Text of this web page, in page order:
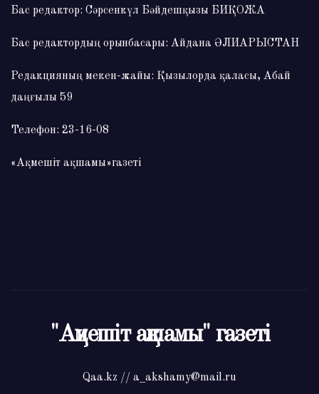
Бас редактор: Сәрсенкүл Бәйдешқызы БИҚОЖА
Бас редактордың орынбасары: Айдана ӘЛИАРЫСТАН
Редакцияның мекен-жайы: Қызылорда қаласы, Абай
даңғылы 59
Телефон: 23-16-08
«Ақмешіт ақшамы»газеті
"Ақмешіт ақшамы" газеті
Qaa.kz // a_akshamy@mail.ru